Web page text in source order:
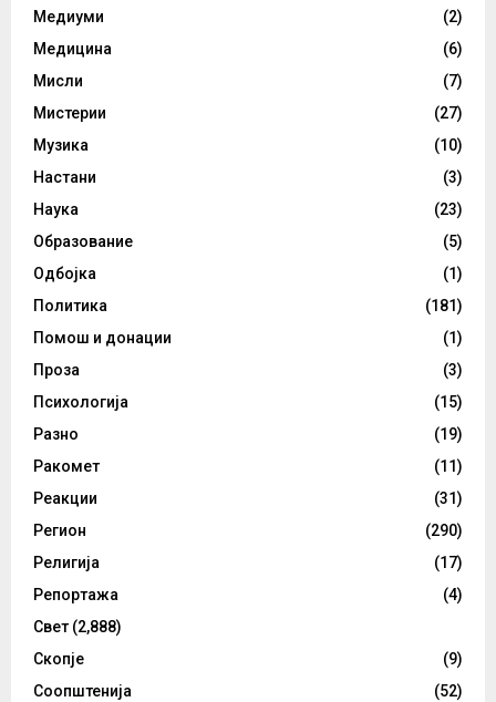
Медиуми
(2)
Медицина
(6)
Мисли
(7)
Мистерии
(27)
Музика
(10)
Настани
(3)
Наука
(23)
Образование
(5)
Одбојка
(1)
Политика
(181)
Помош и донации
(1)
Проза
(3)
Психологија
(15)
Разно
(19)
Ракомет
(11)
Реакции
(31)
Регион
(290)
Религија
(17)
Репортажа
(4)
Свет (2,888)
Скопје
(9)
Соопштенија
(52)